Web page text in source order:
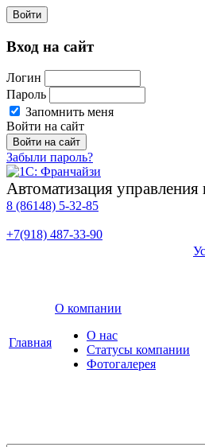
Войти
Вход на сайт
Логин
Пароль
Запомнить меня
Войти на сайт
Забыли пароль?
Автоматизация
8 (86148) 5-32-85
+7(918) 487-33-90
Главная
О компании
О нас
Cтатусы компании
Фотогалерея